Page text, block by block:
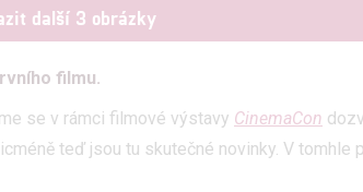
další 3 obrázky
filmu.
se v rámci filmové výstavy CinemaCon
teď jsou tu skutečné novinky. V tomhle